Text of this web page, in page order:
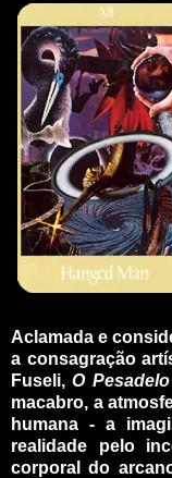
Aclamada e
a consagração
Fuseli,O Pesadelo
macabro, a
humana - a
realidade pelo
corporal do